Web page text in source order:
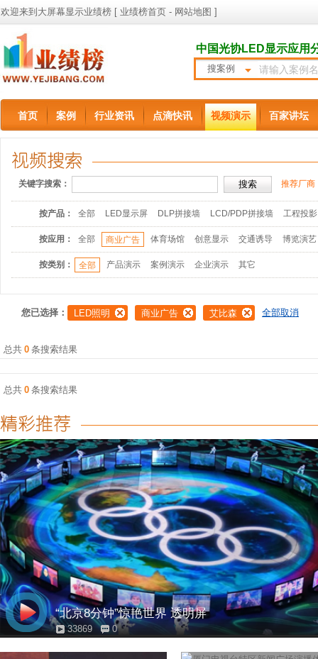
欢迎来到大屏幕显示业绩榜 [ 业绩榜首页 - 网站地图 ]
中国光协LED显示应用
搜案例
首页 案例 行业资讯 点滴快讯 视频演示 百家讲坛
关键字搜索： 推荐厂商
按产品： 全部 LED显示屏 DLP拼接墙 LCD/PDP拼接墙 工程投影
按应用： 全部 商业广告 体育场馆 创意显示 交通诱导 博览演艺
按类别： 全部 产品演示 案例演示 企业演示 其它
您已选择： LED照明 商业广告 艾比森 全部取消
总共 0 条搜索结果
总共 0 条搜索结果
“北京8分钟”惊艳世界 透明屏
33869 0